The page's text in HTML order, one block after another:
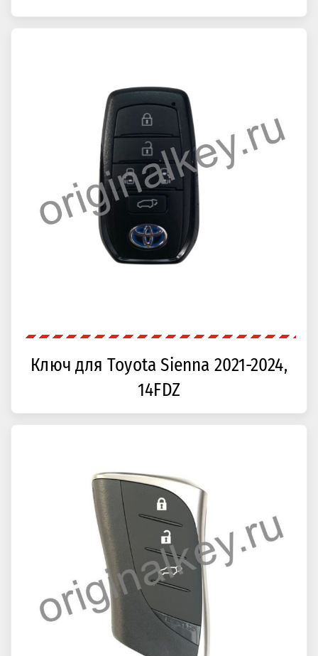
Ключ для Toyota Sienna 2021-2024,
14FDZ